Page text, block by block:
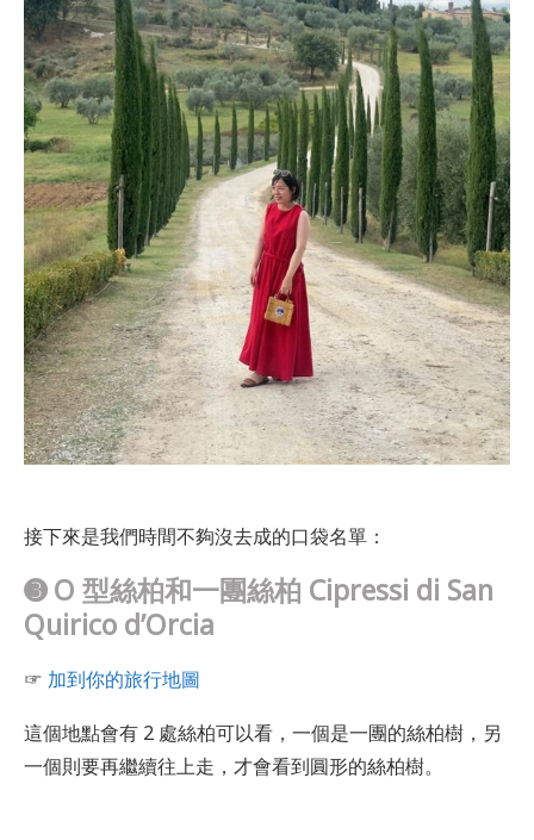
接下來是我們時間不夠沒去成的口袋名單：
➌ O 型絲柏和一團絲柏 Cipressi di San
Quirico d’Orcia
☞ 加到你的旅行地圖
這個地點會有 2 處絲柏可以看，一個是一團的絲柏樹，另
一個則要再繼續往上走，才會看到圓形的絲柏樹。